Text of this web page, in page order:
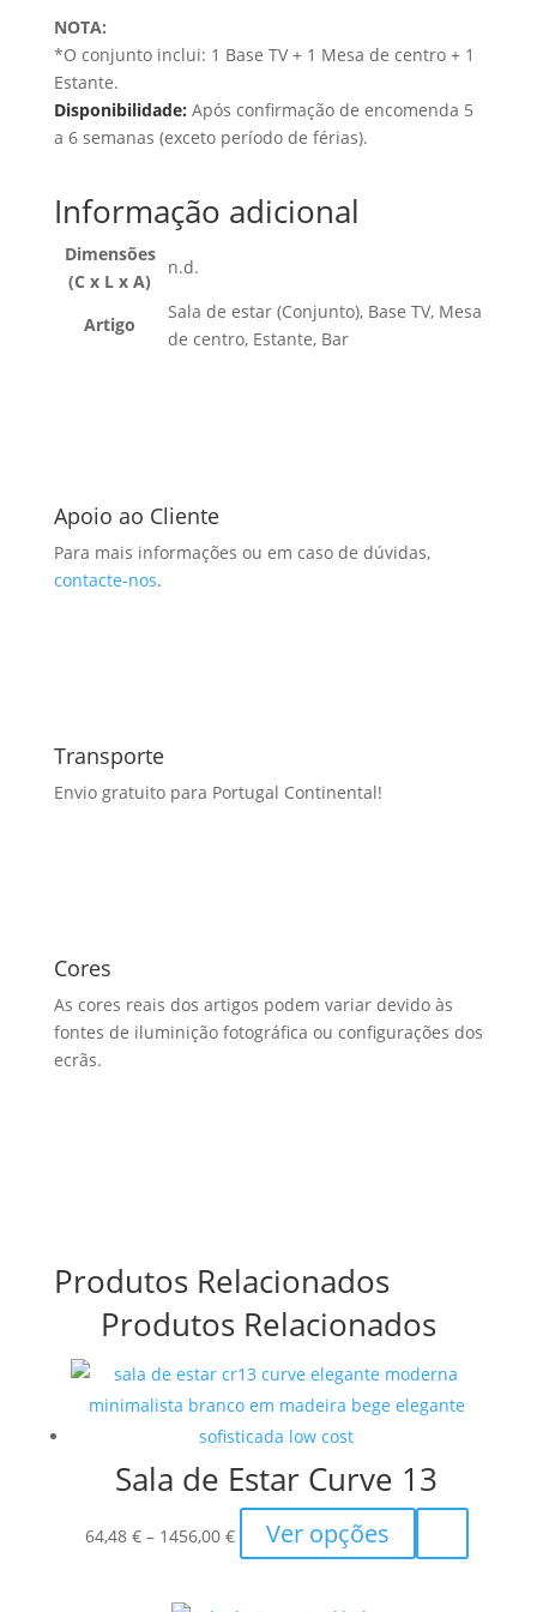
NOTA:
*O conjunto inclui: 1 Base TV + 1 Mesa de centro + 1
Estante.
Disponibilidade: Após confirmação de encomenda 5
a 6 semanas (exceto período de férias).
Informação adicional
Dimensões
(C x L x A)
n.d.
Artigo
Sala de estar (Conjunto), Base TV, Mesa
de centro, Estante, Bar
Apoio ao Cliente
Para mais informações ou em caso de dúvidas,
contacte-nos.
Transporte
Envio gratuito para Portugal Continental!
Cores
As cores reais dos artigos podem variar devido às
fontes de iluminição fotográfica ou configurações dos
ecrãs.
Produtos Relacionados
Produtos Relacionados
Sala de Estar Curve 13
64,48 € – 1456,00 €Price
range:
Ver opções
product